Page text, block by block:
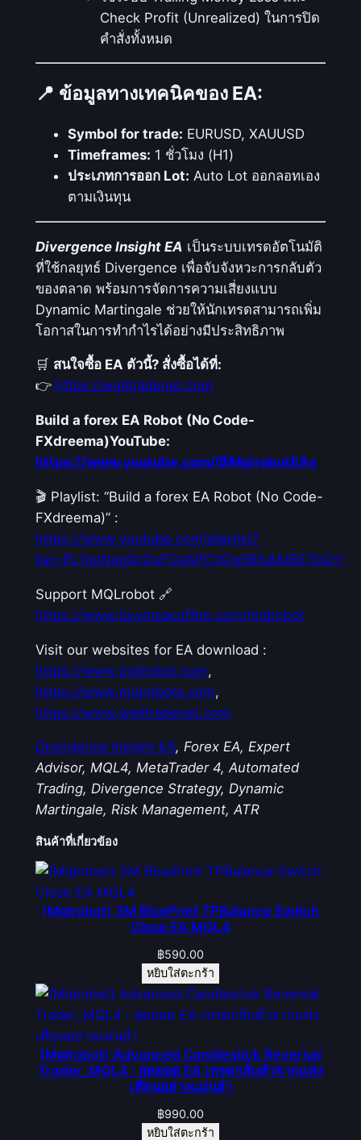
Check Profit (Unrealized) ในการปิด
คำสั่งทั้งหมด
📍 ข้อมูลทางเทคนิคของ EA:
Symbol for trade: EURUSD, XAUUSD
Timeframes: 1 ชั่วโมง (H1)
ประเภทการออก Lot: Auto Lot ออกลอทเอง
ตามเงินทุน
Divergence Insight EA เป็นระบบเทรดอัตโนมัติ
ที่ใช้กลยุทธ์ Divergence เพื่อจับจังหวะการกลับตัว
ของตลาด พร้อมการจัดการความเสี่ยงแบบ
Dynamic Martingale ช่วยให้นักเทรดสามารถเพิ่ม
โอกาสในการทำกำไรได้อย่างมีประสิทธิภาพ
🛒 สนใจซื้อ EA ตัวนี้? สั่งซื้อได้ที่:
👉 https://welltradenet.com
Build a forex EA Robot (No Code-
FXdreema)YouTube:
https://www.youtube.com/@MqlrobotEAs
🎬 Playlist: “Build a forex EA Robot (No Code-
FXdreema)” :
https://www.youtube.com/playlist?
list=PL1goNqgQrQsFCqAPCVQg5RfuMzBE7bGY-
Support MQLrobot 🔗
https://www.buymeacoffee.com/mqlrobot
Visit our websites for EA download :
https://www.mqlrobot.com,
https://www.mqlrobots.com,
https://www.welltradenet.com
Divergence Insight EA, Forex EA, Expert
Advisor, MQL4, MetaTrader 4, Automated
Trading, Divergence Strategy, Dynamic
Martingale, Risk Management, ATR
สินค้าที่เกี่ยวข้อง
(Mqlrobot) 3M BluePrint TPBalance Switch
Close EA MQL4
฿590.00
หยิบใส่ตะกร้า
(Mqlrobot) Advanced Candlestick Reversal
Trader_MQL4 : สุดยอด EA เทรดกลับตัวจากแท่ง
เทียนอย่างแม่นยำ
฿990.00
หยิบใส่ตะกร้า